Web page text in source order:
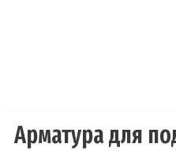
Арматура для